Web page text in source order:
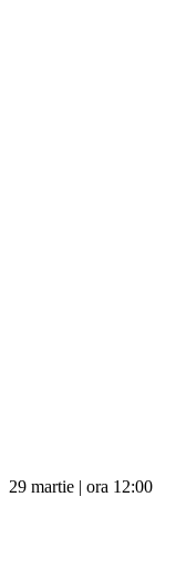
29 martie | ora 12:00